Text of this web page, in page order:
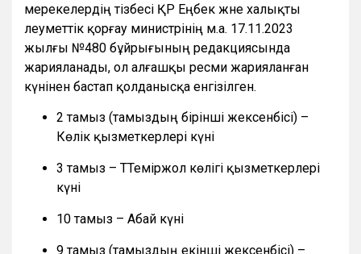
мерекелердің тізбесі ҚР Еңбек және халықты
әлеуметтік қорғау министрінің м.а. 17.11.2023
жылғы №480 бұйрығының редакциясында
жарияланады, ол алғашқы ресми жарияланған
күнінен бастап қолданысқа енгізілген.
2 тамыз (тамыздың бірінші жексенбісі) –
Көлік қызметкерлері күні
3 тамыз – ТТеміржол көлігі қызметкерлері
күні
10 тамыз – Абай күні
9 тамыз (тамыздың екінші жексенбісі) –